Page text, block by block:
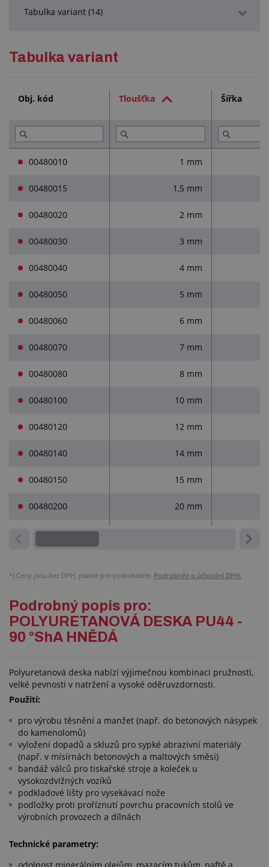
Tabulka variant (14)
Přečtěte si (3)
Tabulka variant
Obj. kód Tloušťka Šířka
00480010 1 mm
00480015 1,5 mm
00480020 2 mm
00480030 3 mm
00480040 4 mm
00480050 5 mm
00480060 6 mm
00480070 7 mm
00480080 8 mm
00480100 10 mm
00480120 12 mm
00480140 14 mm
00480150 15 mm
00480200 20 mm
*) Ceny jsou bez DPH, platné pro podnikatele. Podrobněji o účtování DPH.
Podrobný popis pro:
POLYURETANOVÁ DESKA PU44 -
90 °ShA HNĚDÁ
Polyuretanová deska nabízí výjimečnou kombinaci pružnosti,
velké pevnosti v natržení a vysoké oděruvzdornosti.
Použití:
pro výrobu těsnění a manžet (např. do betonových násypek
do kamenolomů)
vyložení dopadů a skluzů pro sypké abrazivní materiály
(např. v mísírnách betonových a maltových směsí)
bandáž válců pro tiskařské stroje a koleček u
vysokozdvižných vozíků
podkladové lišty pro vysekávací nože
podložky proti proříznutí povrchu pracovních stolů ve
výrobních provozech a dílnách
Technické parametry: